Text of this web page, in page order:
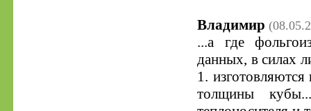
Владимир
...а где
данных, в силах
1.
толщины